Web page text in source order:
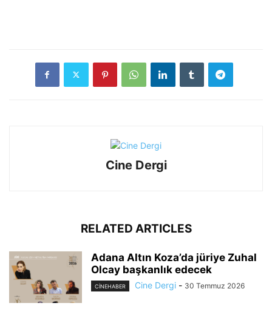
Cine Dergi
RELATED ARTICLES
Adana Altın Koza’da jüriye Zuhal
Olcay başkanlık edecek
CINEHABER Cine Dergi - 30 Temmuz 2026